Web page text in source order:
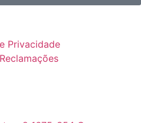
Privacidade